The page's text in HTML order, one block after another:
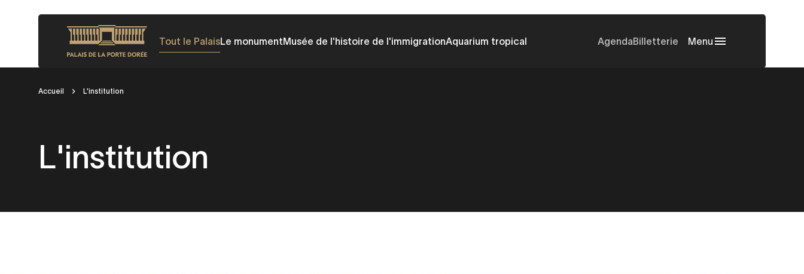
principal
Tout le PalaisLe monumentMusée de l'histoire de l'immigrationAquarium tropical AgendaBilletterie Menu
Fil
Accueil L'institution
L'institution